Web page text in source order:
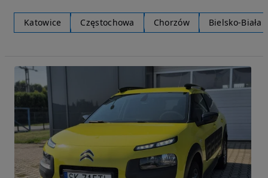
Katowice Częstochowa Chorzów Bielsko-Biała